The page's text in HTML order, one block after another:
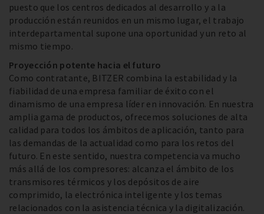
puesto que los centros dedicados al desarrollo y a la
producción están reunidos en un mismo lugar, el trabajo
interdepartamental supone una oportunidad y un reto al
mismo tiempo.
Proyección potente hacia el futuro
Como contratante, BITZER combina la estabilidad y la
fiabilidad de una empresa familiar de éxito con el
dinamismo de una empresa líder en innovación. En nuestra
amplia gama de productos, ofrecemos soluciones de alta
calidad para todos los ámbitos de aplicación, tanto para
las demandas de la actualidad como para los retos del
futuro. En este sentido, nuestra competencia va mucho
más allá de los compresores: alcanza el ámbito de los
transmisores térmicos y los depósitos de aire
comprimido, la electrónica inteligente y los temas
relacionados con la asistencia técnica y la digitalización.